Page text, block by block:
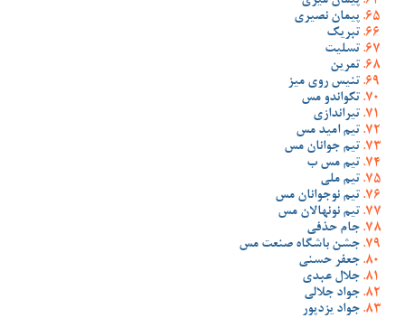
پیمان نصیری
تبریک
تسلیت
تمرین
تنیس روی میز
تکواندو مس
تیراندازی
تیم امید مس
تیم جوانان مس
تیم مس ب
تیم ملی
تیم نوجوانان مس
تیم نونهالان مس
جام حذفی
جشن باشگاه صنعت مس
جعفر حسنی
جلال عبدی
جواد جلالی
جواد یزدپور